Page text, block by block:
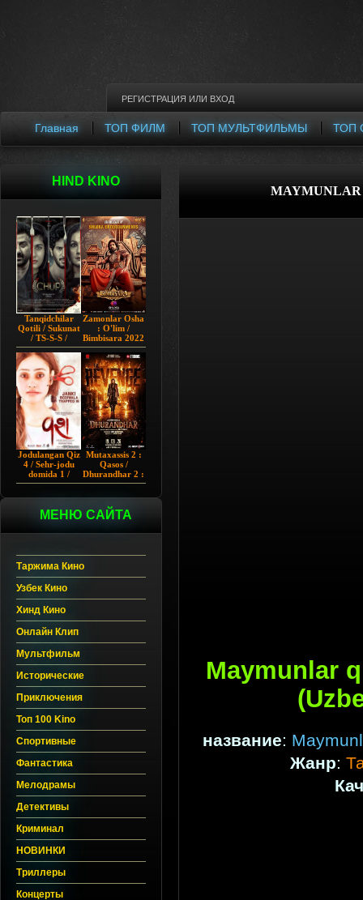
РЕГИСТРАЦИЯ ИЛИ ВХОД
ТОП
ТОП МУЛЬТФИЛЬМЫ
ТОП ФИЛМ
Главная
HIND KINO
Tanqidchilar
Qotili / Sukunat
/ TS-S-S /
Jimjitlik
Ortidagi Sir /
Chup 2022 HD
Hind kino
Zamonlar Osha
: O'lim /
Bimbisara 2022
Hind kino
Uzbek tilida
Jodulangan Qiz
4 / Sehr-jodu
domida 1 /
Egallangan 1 /
Hind kino
Uzbek tilida
Mutaxassis 2 :
Qasos /
Dhurandhar 2 :
Intiqom 2026
МЕНЮ САЙТА
Таржима Кино
Узбек Кино
Хинд Кино
Онлайн Клип
Мультфильм
Исторические
Приключения
Топ 100 Kino
Спортивные
Фантастика
Мелодрамы
Детективы
Криминал
НОВИНКИ
Триллеры
Концерты
MAYMUNLAR
Maymunlar
название:
Жанр: